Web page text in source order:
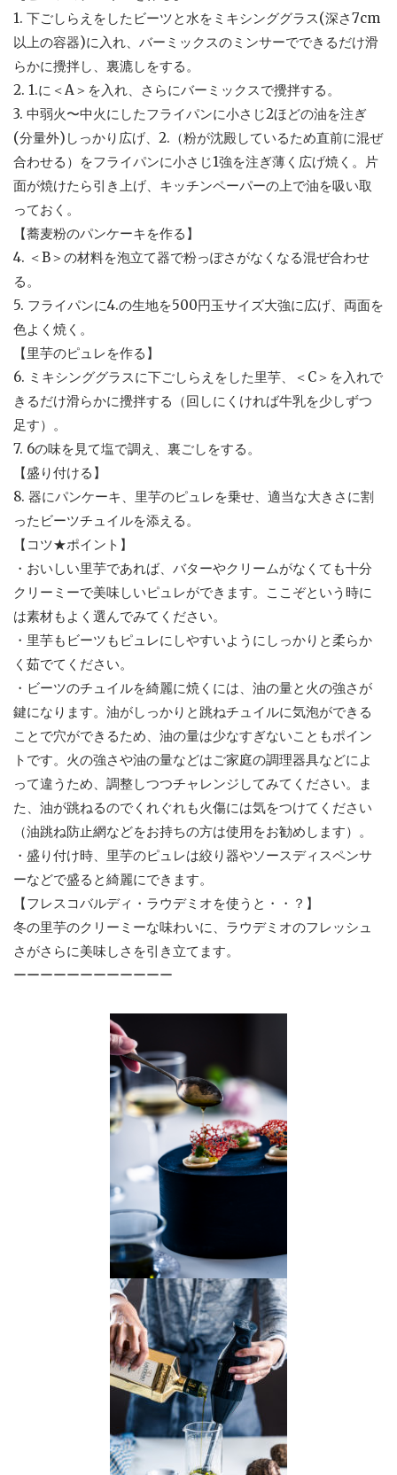
1. 下ごしらえをしたビーツと水をミキシンググラス(深さ7cm
以上の容器)に入れ、バーミックスのミンサーでできるだけ滑
らかに攪拌し、裏漉しをする。
2. 1.に＜A＞を入れ、さらにバーミックスで攪拌する。
3. 中弱火〜中火にしたフライパンに小さじ2ほどの油を注ぎ
(分量外)しっかり広げ、2.（粉が沈殿しているため直前に混ぜ
合わせる）をフライパンに小さじ1強を注ぎ薄く広げ焼く。片
面が焼けたら引き上げ、キッチンペーパーの上で油を吸い取
っておく。
【蕎麦粉のパンケーキを作る】
4. ＜B＞の材料を泡立て器で粉っぽさがなくなる混ぜ合わせ
る。
5. フライパンに4.の生地を500円玉サイズ大強に広げ、両面を
色よく焼く。
【里芋のピュレを作る】
6. ミキシンググラスに下ごしらえをした里芋、＜C＞を入れで
きるだけ滑らかに攪拌する（回しにくければ牛乳を少しずつ
足す）。
7. 6の味を見て塩で調え、裏ごしをする。
【盛り付ける】
8. 器にパンケーキ、里芋のピュレを乗せ、適当な大きさに割
ったビーツチュイルを添える。
【コツ★ポイント】
・おいしい里芋であれば、バターやクリームがなくても十分
クリーミーで美味しいピュレができます。ここぞという時に
は素材もよく選んでみてください。
・里芋もビーツもピュレにしやすいようにしっかりと柔らか
く茹でてください。
・ビーツのチュイルを綺麗に焼くには、油の量と火の強さが
鍵になります。油がしっかりと跳ねチュイルに気泡ができる
ことで穴ができるため、油の量は少なすぎないこともポイン
トです。火の強さや油の量などはご家庭の調理器具などによ
って違うため、調整しつつチャレンジしてみてください。ま
た、油が跳ねるのでくれぐれも火傷には気をつけてください
（油跳ね防止網などをお持ちの方は使用をお勧めします）。
・盛り付け時、里芋のピュレは絞り器やソースディスペンサ
ーなどで盛ると綺麗にできます。
【フレスコバルディ・ラウデミオを使うと・・？】
冬の里芋のクリーミーな味わいに、ラウデミオのフレッシュ
さがさらに美味しさを引き立てます。
ーーーーーーーーーーーー